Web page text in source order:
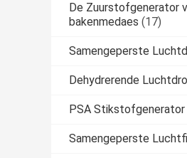
De Zuurstofgenerator
bakenmedaes (17)
Samengeperste
Dehydrerende
PSA Stikstofgenerator
Samengeperste